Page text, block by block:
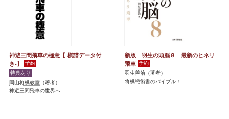
神避三間飛車の極意【-棋譜データ付
き-】
岡山将棋教室 （著者）
神避三間飛車の世界へ
新版 羽生の頭脳８ 最新のヒネリ
飛車
羽生善治 （著者）
将棋戦術書のバイブル！